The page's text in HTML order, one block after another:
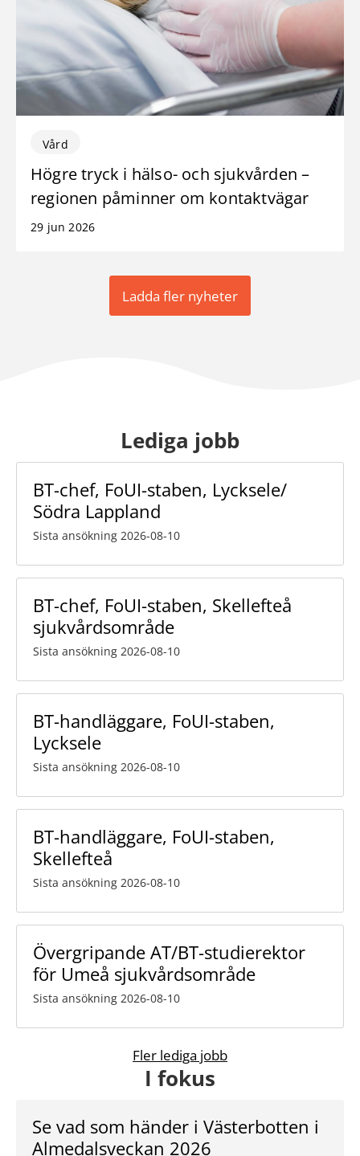
Vård
Högre tryck i hälso- och sjukvården –
regionen påminner om kontaktvägar
29 jun 2026
Ladda fler nyheter
Lediga jobb
BT-chef, FoUI-staben, Lycksele/
Södra Lappland
Sista ansökning 2026-08-10
BT-chef, FoUI-staben, Skellefteå
sjukvårdsområde
Sista ansökning 2026-08-10
BT-handläggare, FoUI-staben,
Lycksele
Sista ansökning 2026-08-10
BT-handläggare, FoUI-staben,
Skellefteå
Sista ansökning 2026-08-10
Övergripande AT/BT-studierektor
för Umeå sjukvårdsområde
Sista ansökning 2026-08-10
Fler lediga jobb
I fokus
Se vad som händer i Västerbotten i
Almedalsveckan 2026